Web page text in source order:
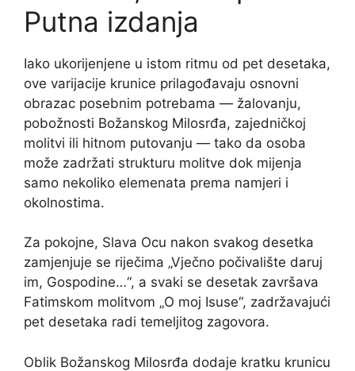
Putna izdanja
Iako ukorijenjene u istom ritmu od pet desetaka,
ove varijacije krunice prilagođavaju osnovni
obrazac posebnim potrebama — žalovanju,
pobožnosti Božanskog Milosrđa, zajedničkoj
molitvi ili hitnom putovanju — tako da osoba
može zadržati strukturu molitve dok mijenja
samo nekoliko elemenata prema namjeri i
okolnostima.
Za pokojne, Slava Ocu nakon svakog desetka
zamjenjuje se riječima „Vječno počivalište daruj
im, Gospodine…“, a svaki se desetak završava
Fatimskom molitvom „O moj Isuse“, zadržavajući
pet desetaka radi temeljitog zagovora.
Oblik Božanskog Milosrđa dodaje kratku krunicu